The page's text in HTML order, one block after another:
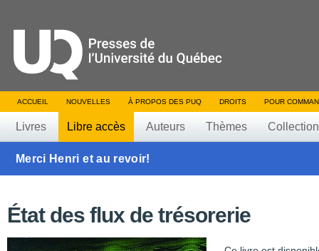
ACCUEIL NOUVELLES À PROPOS DES PUQ DROITS POUR
Livres Libre accès Auteurs Thèmes
Merci Henri et au revoir!
État des flux de trésorerie